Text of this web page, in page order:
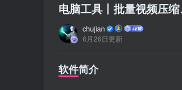
电脑工具丨批量视频压
chujian
6月26日更新
软件简介